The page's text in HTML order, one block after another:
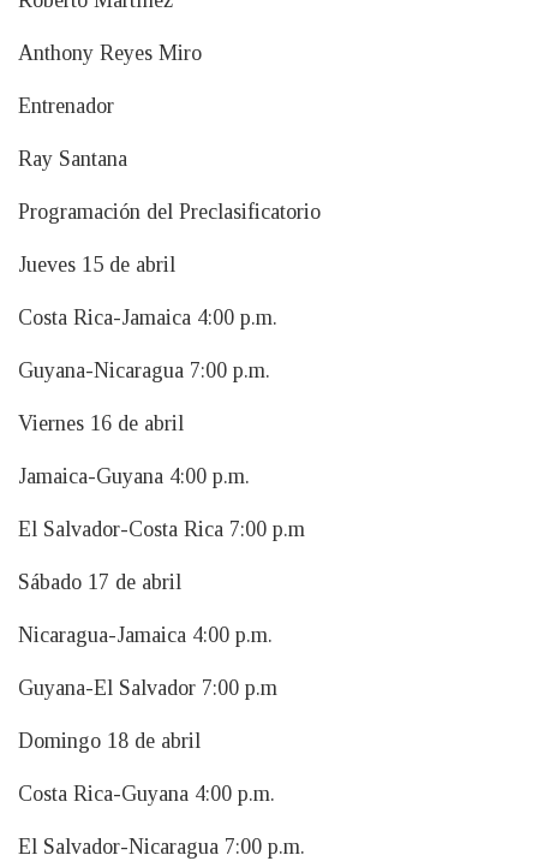
Anthony Reyes Miro
Entrenador
Ray Santana
Programación del Preclasificatorio
Jueves 15 de abril
Costa Rica-Jamaica 4:00 p.m.
Guyana-Nicaragua 7:00 p.m.
Viernes 16 de abril
Jamaica-Guyana 4:00 p.m.
El Salvador-Costa Rica 7:00 p.m
Sábado 17 de abril
Nicaragua-Jamaica 4:00 p.m.
Guyana-El Salvador 7:00 p.m
Domingo 18 de abril
Costa Rica-Guyana 4:00 p.m.
El Salvador-Nicaragua 7:00 p.m.